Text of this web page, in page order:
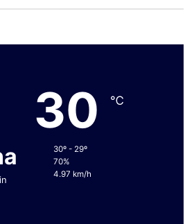
30 ℃
30º - 29º
70%
4.97 km/h